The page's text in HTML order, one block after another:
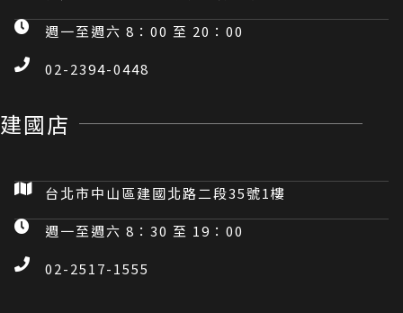
週一至週六 8：00 至 20：00
02-2394-0448
建國店
台北市中山區建國北路二段35號1樓
週一至週六 8：30 至 19：00
02-2517-1555